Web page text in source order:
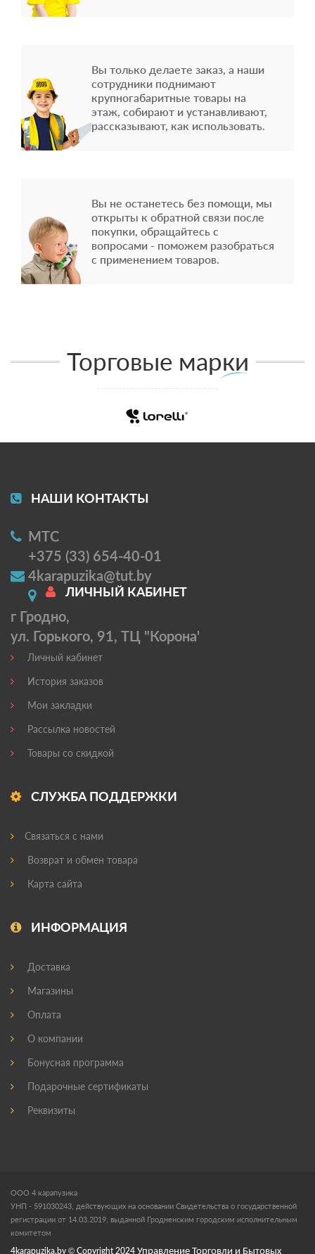
Вы только делаете заказ, а наши
сотрудники поднимают
крупногабаритные товары на
этаж, собирают и устанавливают,
рассказывают, как использовать.
Вы не останетесь без помощи, мы
открыты к обратной связи после
покупки, обращайтесь с
вопросами - поможем разобраться
с применением товаров.
Торговые марки
НАШИ КОНТАКТЫ
МТС
+375 (33) 654-40-01
4karapuzika@tut.by
г Гродно,
ул. Горького, 91, ТЦ "Корона'
ЛИЧНЫЙ КАБИНЕТ
Личный кабинет
История заказов
Мои закладки
Рассылка новостей
Товары со скидкой
СЛУЖБА ПОДДЕРЖКИ
Связаться с нами
Возврат и обмен товара
Карта сайта
ИНФОРМАЦИЯ
Доставка
Магазины
Оплата
О компании
Бонусная программа
Подарочные сертификаты
Реквизиты
ООО 4 карапузика
УНП - 591030243, действующих на основании Свидетельства о государственной
регистрации от 14.03.2019, выданной Гродненским городским исполнительным
комитетом
4karapuzika.by © Copyright 2024 Управление Торговли и Бытовых